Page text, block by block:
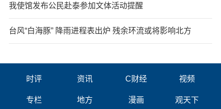
我使馆发布公民赴泰参加文体活动提醒
台风“白海豚” 降雨进程表出炉 残余环流或将影响北方
时评 资讯 C财经 视频
专栏 地方 漫画 观天下